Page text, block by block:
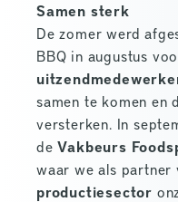
Samen sterk
De zomer werd
BBQ in augustus
samen te komen en
versterken. In
deVakbeurs
waar we als
productiesector